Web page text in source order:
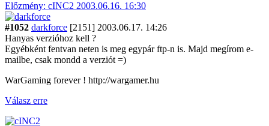
Előzmény: cINC2 2003.06.16. 16:30
#1052 darkforce [2151] 2003.06.17. 14:26
Hanyas verzióhoz kell ?
Egyébként fentvan neten is meg egypár ftp-n is. Majd megírom e-
mailbe, csak mondd a verziót =)
WarGaming forever ! http://wargamer.hu
Válasz erre